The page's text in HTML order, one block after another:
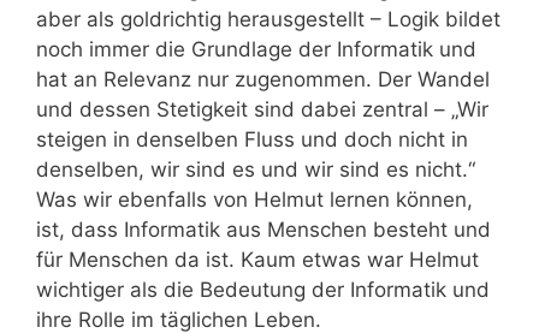
aber als goldrichtig herausgestellt – Logik bildet
noch immer die Grundlage der Informatik und
hat an Relevanz nur zugenommen. Der Wandel
und dessen Stetigkeit sind dabei zentral – „Wir
steigen in denselben Fluss und doch nicht in
denselben, wir sind es und wir sind es nicht.“
Was wir ebenfalls von Helmut lernen können,
ist, dass Informatik aus Menschen besteht und
für Menschen da ist. Kaum etwas war Helmut
wichtiger als die Bedeutung der Informatik und
ihre Rolle im täglichen Leben.